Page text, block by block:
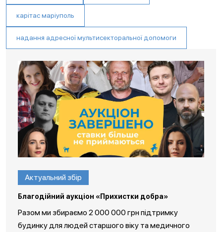
карітас маріуполь
надання адресної мультисекторальної допомоги
Актуальний збір
Благодійний аукціон «Прихистки добра»
Разом ми збираємо 2 000 000 грн підтримку
будинку для людей старшого віку та медичного